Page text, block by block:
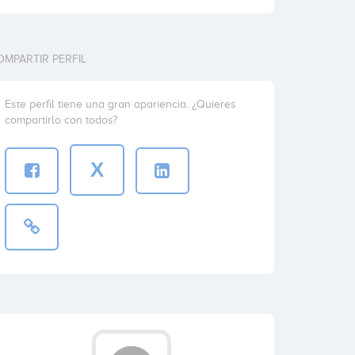
PERFIL
Este perfil tiene una gran apariencia. ¿Quieres
compartirlo con todos?
X